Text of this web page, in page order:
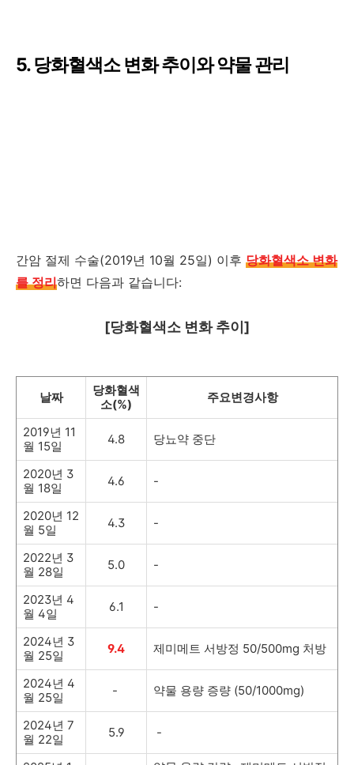
5. 당화혈색소 변화 추이와 약물 관리
간암 절제 수술(2019년 10월 25일) 이후 당화혈색소 변화
를 정리하면 다음과 같습니다:
[당화혈색소 변화 추이]
날짜
당화혈색
소(%)
주요변경사항
2019년 11
월 15일
4.8 당뇨약 중단
2020년 3
월 18일
4.6 -
2020년 12
월 5일
4.3 -
2022년 3
월 28일
5.0 -
2023년 4
월 4일
6.1 -
2024년 3
월 25일
9.4 제미메트 서방정 50/500mg 처방
2024년 4
월 25일
- 약물 용량 증량 (50/1000mg)
2024년 7
월 22일
5.9 -